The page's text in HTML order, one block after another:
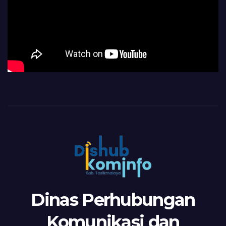
Dinas Perhubungan